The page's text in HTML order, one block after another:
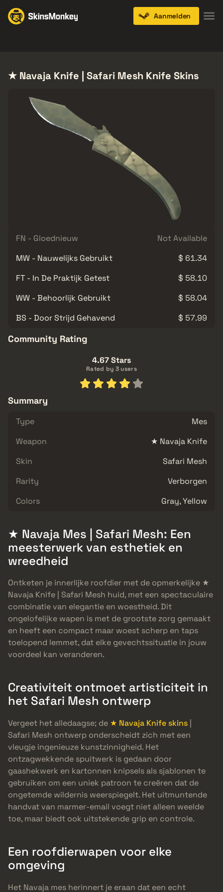
Aanmelden
★ Navaja Knife | Safari Mesh Knife Skins
FN - Gloednieuw
Not Available
MW - Nauwelijks Gebruikt
$ 61.34
FT - In De Praktijk Getest
$ 58.10
WW - Behoorlijk Gebruikt
$ 58.04
BS - Door Strijd Gehavend
$ 57.99
Community Rating
4.67 Stars
Rated by 3 users
Summary
Type
Mes
Weapon
★ Navaja Knife
Skin
Safari Mesh
Rarity
Verborgen
Colors
Gray, Yellow
★ Navaja Mes | Safari Mesh: Een
meesterwerk van esthetiek en
wreedheid
Ontketen je innerlijke roofdier met de opmerkelijke ★
Navaja Knife | Safari Mesh huid, met een spectaculaire
combinatie van elegantie en woestheid. Dit
ongelofelijke wapen is met de grootste zorg gemaakt
en heeft een compact maar woest scherp en taps
toelopend lemmet, dat elke gevechtssituatie in jouw
voordeel kan veranderen.
Creativiteit ontmoet artisticiteit in
het Safari Mesh ontwerp
Vergeet het alledaagse; de ★ Navaja Knife skins
Safari Mesh ontwerp onderscheidt zich met een
vleugje ingenieuze kunstzinnigheid. Het
ontzagwekkende spuitwerk is gedaan door
gaashekwerk en kartonnen knipsels als sjablonen te
gebruiken om een uniek patroon te creëren dat de
ongetemde wildernis weerspiegelt. Het uitmuntende
handvat van marmer-email voegt niet alleen weelde
toe, maar biedt ook uitstekende grip en controle.
Een roofdierwapen voor elke
omgeving
Het Navaja mes herinnert je eraan dat een echt